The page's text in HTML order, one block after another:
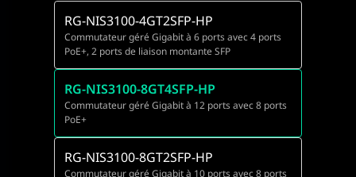
RG-NIS3100-4GT2SFP-HP
Commutateur géré Gigabit à 6 ports avec 4 ports
PoE+, 2 ports de liaison montante SFP
RG-NIS3100-8GT4SFP-HP
Commutateur géré Gigabit à 12 ports avec 8 ports
PoE+
RG-NIS3100-8GT2SFP-HP
Commutateur géré Gigabit à 10 ports avec 8 ports